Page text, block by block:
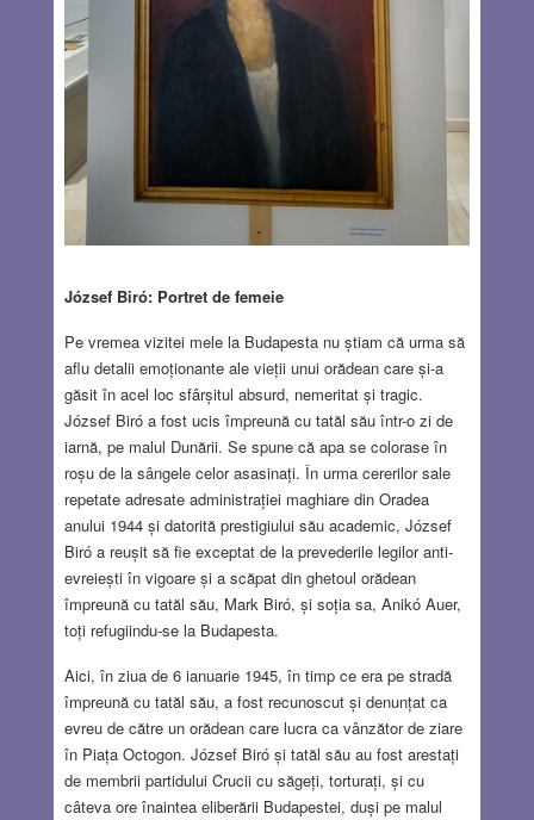
József Biró: Portret de femeie
Pe vremea vizitei mele la Budapesta nu știam că urma să
aflu detalii emoționante ale vieții unui orădean care și-a
găsit în acel loc sfârșitul absurd, nemeritat și tragic.
József Biró a fost ucis împreună cu tatăl său într-o zi de
iarnă, pe malul Dunării. Se spune că apa se colorase în
roșu de la sângele celor asasinați. În urma cererilor sale
repetate adresate administrației maghiare din Oradea
anului 1944 și datorită prestigiului său academic, József
Biró a reușit să fie exceptat de la prevederile legilor anti-
evreiești în vigoare și a scăpat din ghetoul orădean
împreună cu tatăl său, Mark Biró, și soția sa, Anikó Auer,
toți refugiindu-se la Budapesta.
Aici, în ziua de 6 ianuarie 1945, în timp ce era pe stradă
împreună cu tatăl său, a fost recunoscut și denunțat ca
evreu de către un orădean care lucra ca vânzător de ziare
în Piața Octogon. József Biró și tatăl său au fost arestați
de membrii partidului Crucii cu săgeți, torturați, și cu
câteva ore înaintea eliberării Budapestei, duși pe malul